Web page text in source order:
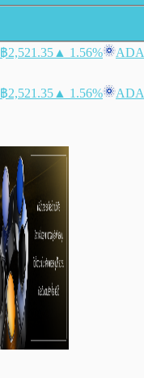
฿2,521.35 ▲ 1.56% ADA
฿2,521.35 ▲ 1.56% ADA